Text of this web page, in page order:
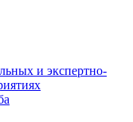
и экспертно-